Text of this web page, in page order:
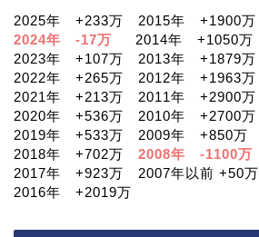
2025年 +233万 2015年 +1900万
2024年 -17万
2014年 +1050万
2023年 +107万 2013年 +1879万
2022年 +265万 2012年 +1963万
2021年 +213万 2011年 +2900万
2020年 +536万 2010年 +2700万
2019年 +533万 2009年 +850万
2018年 +702万 2008年 -1100万
2017年 +923万 2007年以前 +50万
2016年 +2019万